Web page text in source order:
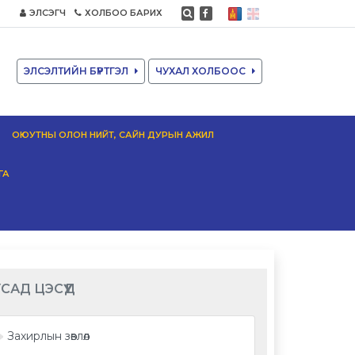
ЭЛСЭГЧ ХОЛБОО БАРИХ
ЭЛСЭЛТИЙН БҮРТГЭЛ ЧУХАЛ ХОЛБООС
ОЮУТНЫ ОЛОН НИЙТ, САЙН ДУРЫН АЖИЛ
ЦЭСҮҮД
Захирлын зөвлөл